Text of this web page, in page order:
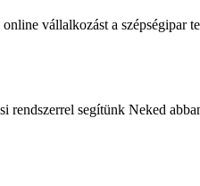
vállalkozást a
rendszerrel segítünk Neked